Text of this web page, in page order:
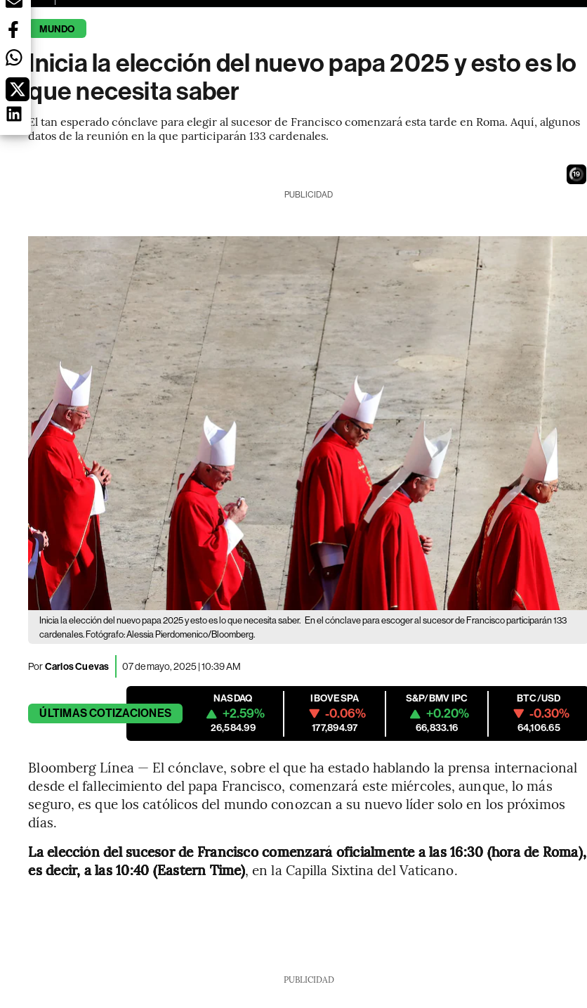
MUNDO
Inicia la elección del nuevo papa 2025 y esto es lo
que necesita saber
El tan esperado cónclave para elegir al sucesor de Francisco comenzará esta tarde en Roma. Aquí, algunos
datos de la reunión en la que participarán 133 cardenales.
17
PUBLICIDAD
Inicia la elección del nuevo papa 2025 y esto es lo que necesita saber. En el cónclave para escoger al sucesor de Francisco participarán 133
cardenales. Fotógrafo: Alessia Pierdomenico/Bloomberg.
PorCarlos Cuevas 07 de mayo, 2025 | 10:39 AM
ÚLTIMASCOTIZACIONES
NASDAQ
+2.59%
26,584.99
IBOVESPA
-0.06%
177,894.97
S&P/BMV IPC
+0.20%
66,833.16
BTC/USD
-0.30%
64,106.65
Bloomberg Línea — El cónclave, sobre el que ha estado hablando la prensa internacional
desde el fallecimiento del papa Francisco, comenzará este miércoles, aunque, lo más
seguro, es que los católicos del mundo conozcan a su nuevo líder solo en los próximos
días.
La elección del sucesor de Francisco comenzará oficialmente a las 16:30 (hora de Roma),
es decir, a las 10:40 (Eastern Time), en la Capilla Sixtina del Vaticano.
PUBLICIDAD